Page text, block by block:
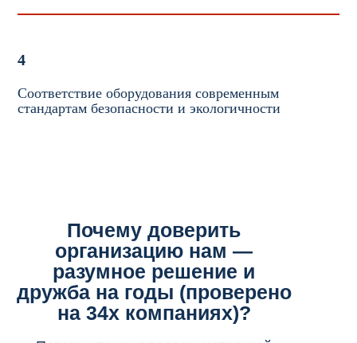
4
Соответствие оборудования современным
стандартам безопасности и экологичности
Почему доверить
организацию нам —
разумное решение и
дружба на годы (проверено
на 34х компаниях)?